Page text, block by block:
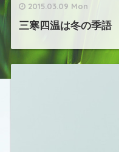
2015.03.09 Mon
三寒四温は冬の季語